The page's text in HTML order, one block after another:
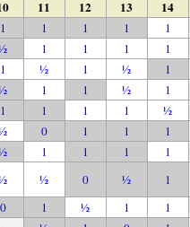
11 12 13 14
1 1 1 1 1
1 1 1 1
1 ½ 1 ½ 1
1 1 ½ 1
1 1 1 1 ½
0 1 1 1
1 1 1 1
½ 0 ½ 1
0 1 ½ 1 1